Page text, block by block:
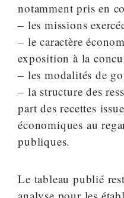
notamment pris en
– les missions
– le caractère
exposition à la
– les modalités de
– la structure des
part des recettes
économiques au
publiques.
Le tableau publié